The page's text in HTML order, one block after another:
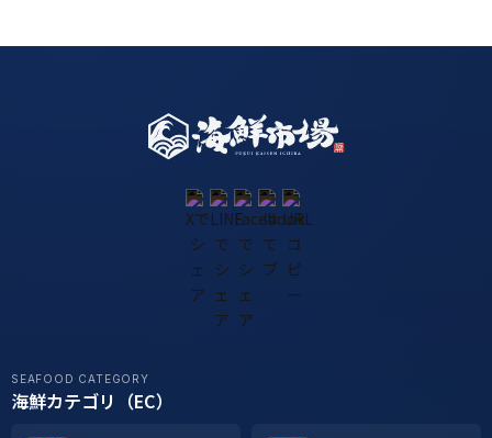
SEAFOOD CATEGORY
海鮮カテゴリ（EC）